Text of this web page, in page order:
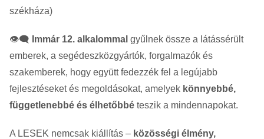
székháza)
👁️‍🗨️ Immár 12. alkalommal gyűlnek össze a látássérült
emberek, a segédeszközgyártók, forgalmazók és
szakemberek, hogy együtt fedezzék fel a legújabb
fejlesztéseket és megoldásokat, amelyek könnyebbé,
függetlenebbé és élhetőbbé teszik a mindennapokat.
A LESEK nemcsak kiállítás – közösségi élmény,